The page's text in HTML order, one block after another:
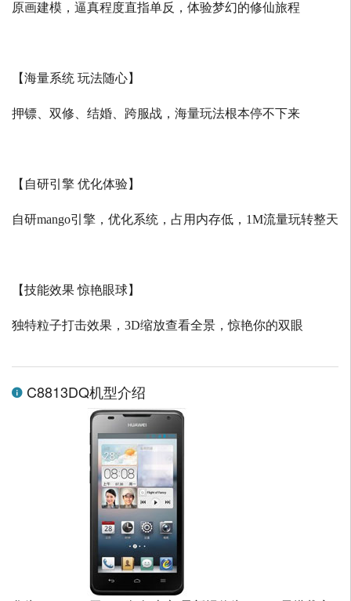
原画建模，逼真程度直指单反，体验梦幻的修仙旅程
【海量系统 玩法随心】
押镖、双修、结婚、跨服战，海量玩法根本停不下来
【自研引擎 优化体验】
自研mango引擎，优化系统，占用内存低， 1M流量玩转整天
【技能效果 惊艳眼球】
独特粒子打击效果， 3D缩放查看全景，惊艳你的双眼
C8813DQ机型介绍